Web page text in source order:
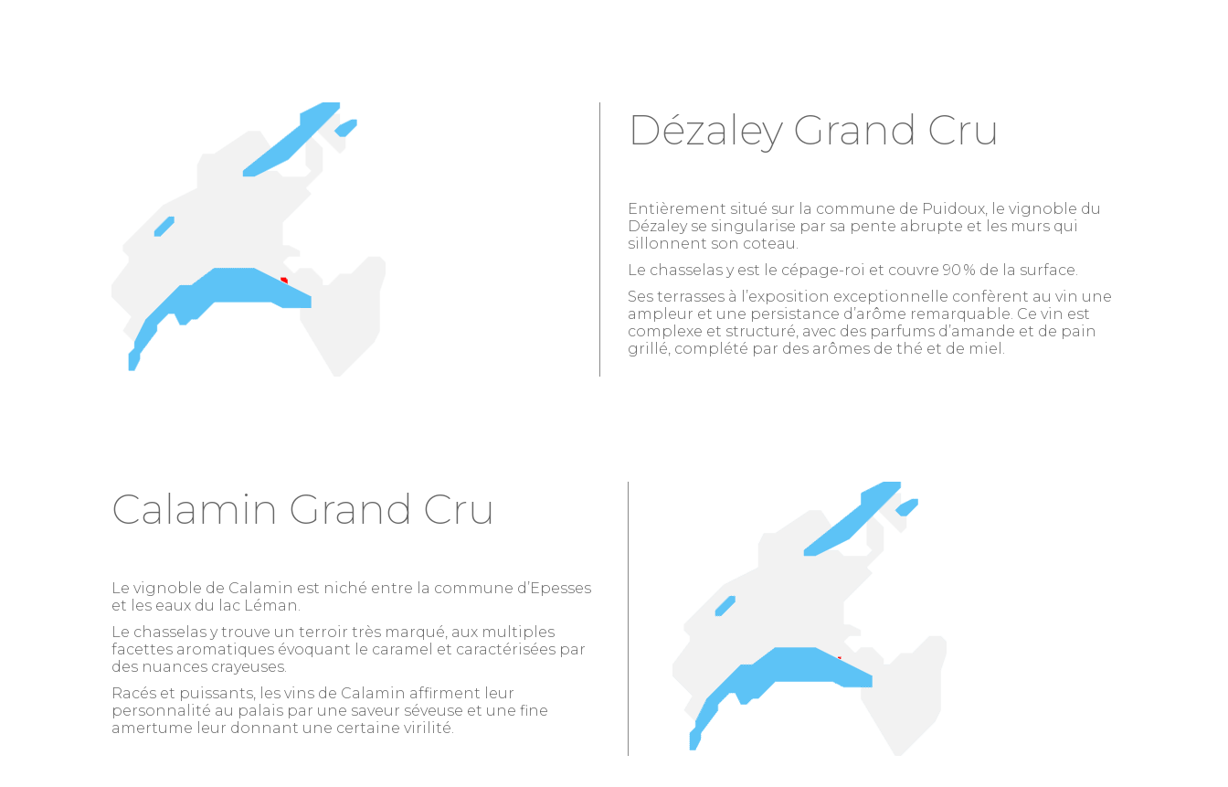
Dézaley Grand Cru
Entièrement situé sur la commune de Puidoux, le vignoble du
Dézaley se singularise par sa pente abrupte et les murs qui
sillonnent son coteau.
Le chasselas y est le cépage-roi et couvre 90 % de la surface.
Ses terrasses à l’exposition exceptionnelle confèrent au vin une
ampleur et une persistance d’arôme remarquable. Ce vin est
complexe et structuré, avec des parfums d’amande et de pain
grillé, complété par des arômes de thé et de miel.
Calamin Grand Cru
Le vignoble de Calamin est niché entre la commune d’Epesses
et les eaux du lac Léman.
Le chasselas y trouve un terroir très marqué, aux multiples
facettes aromatiques évoquant le caramel et caractérisées par
des nuances crayeuses.
Racés et puissants, les vins de Calamin affirment leur
personnalité au palais par une saveur séveuse et une fine
amertume leur donnant une certaine virilité.